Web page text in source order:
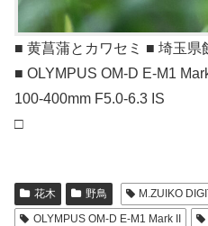
■ 黄菖蒲とカワセミ ■ 埼玉県
■ OLYMPUS OM-D E-M1
100-400mm F5.0-6.3 IS
□
花木 野鳥
M.ZUIKO
OLYMPUS OM-D E-M1 Mark II